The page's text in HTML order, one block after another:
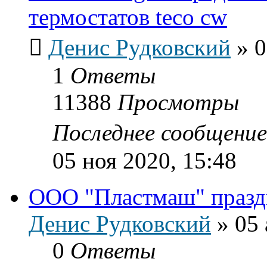
термостатов teco cw
Денис Рудковский »
1 Ответы
11388 Просмотры
Последнее
05 ноя 2020, 15:48
ООО "Пластмаш"
Денис Рудковский » 05
0 Ответы